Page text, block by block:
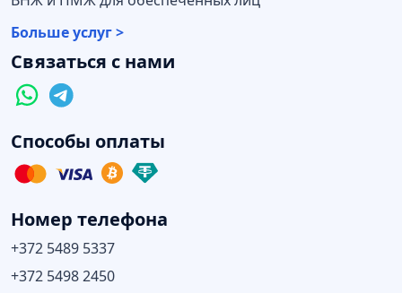
Больше услуг >
Связаться с нами
Способы оплаты
Номер телефона
+372 5489 5337
+372 5498 2450